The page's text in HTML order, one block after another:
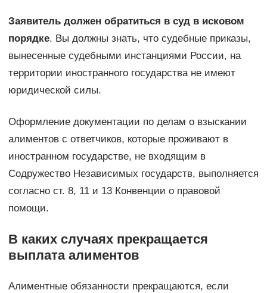
Заявитель должен обратиться в суд в исковом
порядке. Вы должны знать, что судебные приказы,
вынесенные судебными инстанциями России, на
территории иностранного государства не имеют
юридической силы.
Оформление документации по делам о взыскании
алиментов с ответчиков, которые проживают в
иностранном государстве, не входящим в
Содружество Независимых государств, выполняется
согласно ст. 8, 11 и 13 Конвенции о правовой
помощи.
В каких случаях прекращается
выплата алиментов
Алиментные обязанности прекращаются, если